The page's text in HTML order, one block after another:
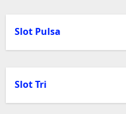
Slot Pulsa
Slot Tri